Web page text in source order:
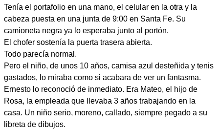
Tenía el portafolio en una mano, el celular en la otra y la
cabeza puesta en una junta de 9:00 en Santa Fe. Su
camioneta negra ya lo esperaba junto al portón.
El chofer sostenía la puerta trasera abierta.
Todo parecía normal.
Pero el niño, de unos 10 años, camisa azul desteñida y tenis
gastados, lo miraba como si acabara de ver un fantasma.
Ernesto lo reconoció de inmediato. Era Mateo, el hijo de
Rosa, la empleada que llevaba 3 años trabajando en la
casa. Un niño serio, moreno, callado, siempre pegado a su
libreta de dibujos.